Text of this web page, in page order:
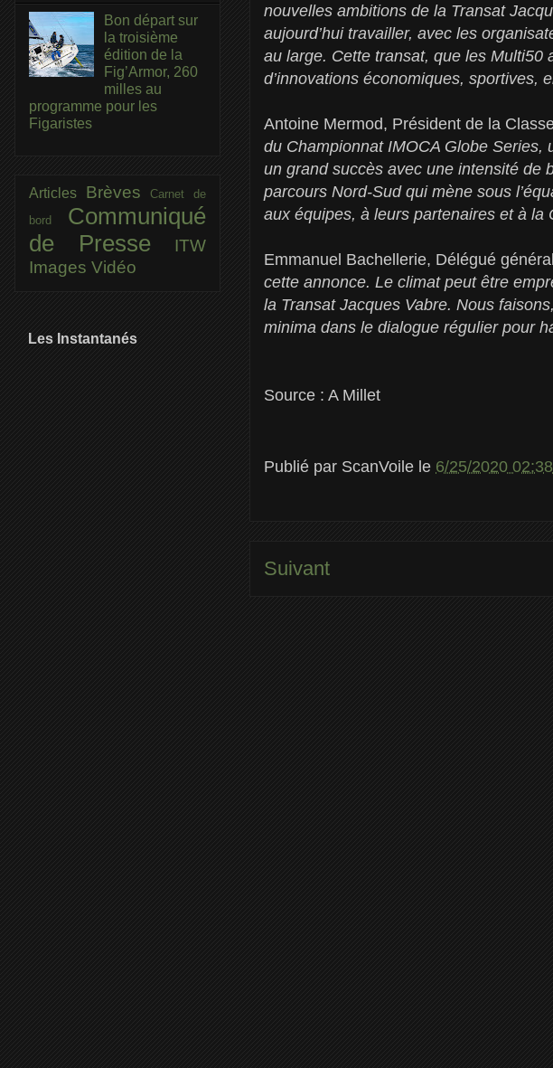
nouvelles ambitions de la Transat
aujourd’hui travailler, avec les
au large. Cette transat, que les Multi50
d’innovations économiques, sportives,
Antoine Mermod, Président de la
du Championnat IMOCA Globe Series,
un grand succès avec une intensité de
parcours Nord-Sud qui mène sous
aux équipes, à leurs partenaires et à la
Emmanuel Bachellerie, Délégué
cette annonce. Le climat peut être
la Transat Jacques Vabre. Nous
minima dans le dialogue régulier pour
Source : A Millet
Publié par ScanVoile le 6/25/2020
Suivant
Bon départ sur
la troisième
édition de la
Fig’Armor, 260
milles au
programme pour les
Figaristes
Articles BrèvesCarnet de
bord Communiqué
de Presse
ITW
Images Vidéo
Les Instantanés